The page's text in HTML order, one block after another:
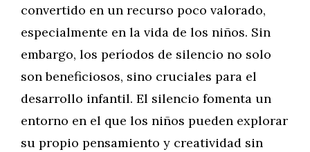
convertido en un recurso poco valorado,
especialmente en la vida de los niños. Sin
embargo, los períodos de silencio no solo
son beneficiosos, sino cruciales para el
desarrollo infantil. El silencio fomenta un
entorno en el que los niños pueden explorar
su propio pensamiento y creatividad sin